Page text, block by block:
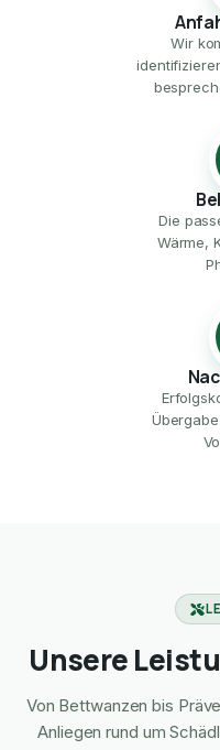
Wir
Die
Wärme,
Unsere
Von Bettwanzen bis
Anliegen rund um